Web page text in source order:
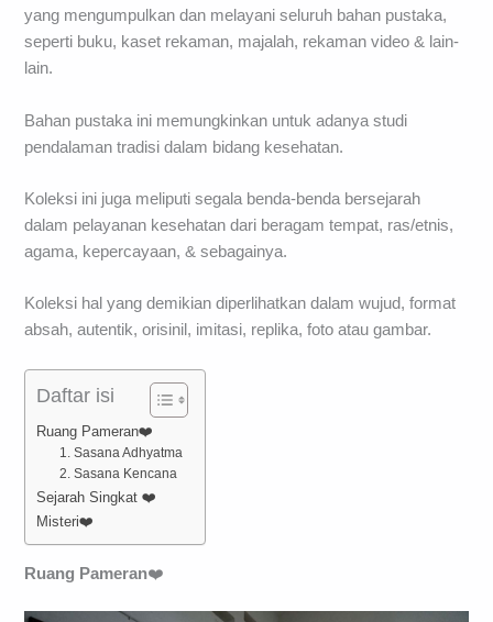
yang mengumpulkan dan melayani seluruh bahan pustaka,
seperti buku, kaset rekaman, majalah, rekaman video & lain-
lain.
Bahan pustaka ini memungkinkan untuk adanya studi
pendalaman tradisi dalam bidang kesehatan.
Koleksi ini juga meliputi segala benda-benda bersejarah
dalam pelayanan kesehatan dari beragam tempat, ras/etnis,
agama, kepercayaan, & sebagainya.
Koleksi hal yang demikian diperlihatkan dalam wujud, format
absah, autentik, orisinil, imitasi, replika, foto atau gambar.
Daftar isi
Ruang Pameran❤️
1. Sasana Adhyatma
2. Sasana Kencana
Sejarah Singkat ❤️
Misteri❤️
Ruang Pameran❤️